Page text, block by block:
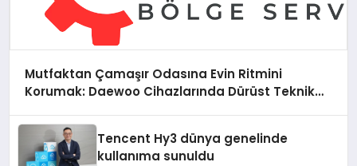
Mutfaktan Çamaşır Odasına Evin Ritmini
Korumak: Daewoo Cihazlarında Dürüst Teknik
Tencent Hy3 dünya genelinde
kullanıma sunuldu